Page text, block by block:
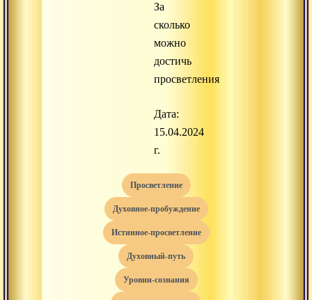
За
сколько
можно
достичь
просветления
Дата:
15.04.2024
г.
просветление
духовное-пробуждение
истинное-просветление
духовный-путь
уровни-сознания